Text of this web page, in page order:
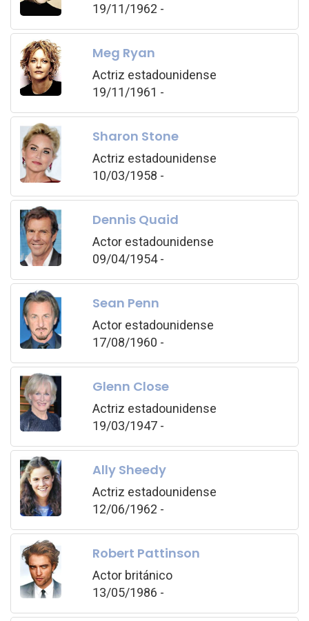
19/11/1962 -
Meg Ryan
Actriz estadounidense
19/11/1961 -
Sharon Stone
Actriz estadounidense
10/03/1958 -
Dennis Quaid
Actor estadounidense
09/04/1954 -
Sean Penn
Actor estadounidense
17/08/1960 -
Glenn Close
Actriz estadounidense
19/03/1947 -
Ally Sheedy
Actriz estadounidense
12/06/1962 -
Robert Pattinson
Actor británico
13/05/1986 -